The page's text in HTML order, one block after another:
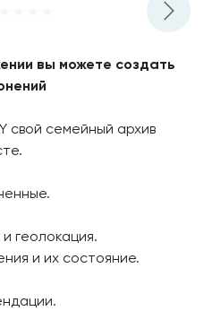
вы можете создать
свой семейный архив
геолокация.
и их состояние.